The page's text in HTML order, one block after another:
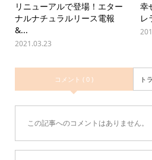
リニューアルで登場！エター
ナルナチュラルリース電報
&...
2021.03.23
幸
レ
コメント ( 0 ) ト
この記事へのコメントはありません。